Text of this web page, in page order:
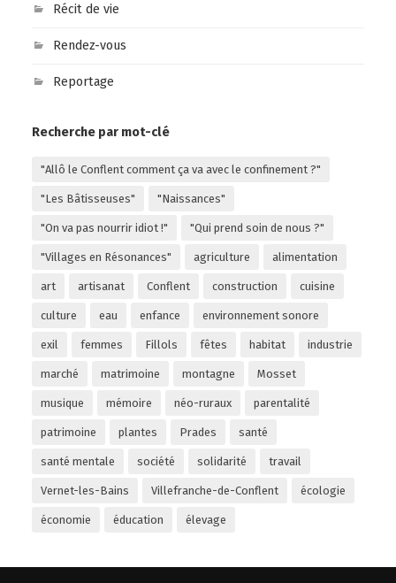
Récit de vie
Rendez-vous
Reportage
Recherche par mot-clé
"Allô le Conflent comment ça va avec le confinement ?"
"Les Bâtisseuses" "Naissances"
"On va pas nourrir idiot !" "Qui prend soin de nous ?"
"Villages en Résonances" agriculture alimentation
art artisanat Conflent construction cuisine
culture eau enfance environnement sonore
exil femmes Fillols fêtes habitat industrie
marché matrimoine montagne Mosset
musique mémoire néo-ruraux parentalité
patrimoine plantes Prades santé
santé mentale société solidarité travail
Vernet-les-Bains Villefranche-de-Conflent écologie
économie éducation élevage